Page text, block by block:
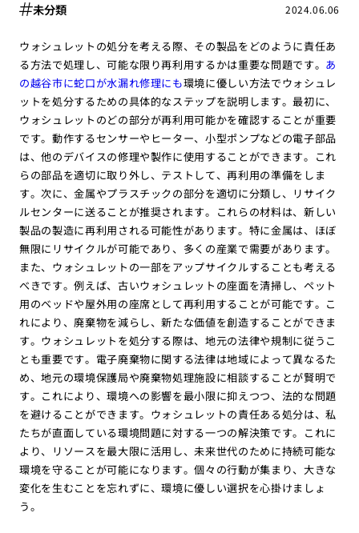
2024.06.06
未分類
ウォシュレットの処分を考える際、その製品をどのように責任あ
る方法で処理し、可能な限り再利用するかは重要な問題です。 あ
の越谷市に蛇口が水漏れ修理にも環境に優しい方法でウォシュレ
ットを処分するための具体的なステップを説明します。最初に、
ウォシュレットのどの部分が再利用可能かを確認することが重要
です。動作するセンサーやヒーター、小型ポンプなどの電子部品
は、他のデバイスの修理や製作に使用することができます。これ
らの部品を適切に取り外し、テストして、再利用の準備をしま
す。次に、金属やプラスチックの部分を適切に分類し、リサイク
ルセンターに送ることが推奨されます。これらの材料は、新しい
製品の製造に再利用される可能性があります。特に金属は、ほぼ
無限にリサイクルが可能であり、多くの産業で需要があります。
また、ウォシュレットの一部をアップサイクルすることも考える
べきです。例えば、古いウォシュレットの座面を清掃し、ペット
用のベッドや屋外用の座席として再利用することが可能です。こ
れにより、廃棄物を減らし、新たな価値を創造することができま
す。ウォシュレットを処分する際は、地元の法律や規制に従うこ
とも重要です。電子廃棄物に関する法律は地域によって異なるた
め、地元の環境保護局や廃棄物処理施設に相談することが賢明で
す。これにより、環境への影響を最小限に抑えつつ、法的な問題
を避けることができます。ウォシュレットの責任ある処分は、私
たちが直面している環境問題に対する一つの解決策です。これに
より、リソースを最大限に活用し、未来世代のために持続可能な
環境を守ることが可能になります。個々の行動が集まり、大きな
変化を生むことを忘れずに、環境に優しい選択を心掛けましょ
う。